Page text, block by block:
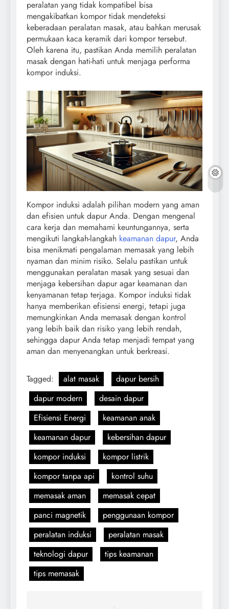
peralatan yang tidak kompatibel bisa
mengakibatkan kompor tidak mendeteksi
keberadaan peralatan masak, atau bahkan merusak
permukaan kaca keramik dari kompor tersebut.
Oleh karena itu, pastikan Anda memilih peralatan
masak dengan hati-hati untuk menjaga performa
kompor induksi.
Kompor induksi adalah pilihan modern yang aman
dan efisien untuk dapur Anda. Dengan mengenal
cara kerja dan memahami keuntungannya, serta
mengikuti langkah-langkah keamanan dapur, Anda
bisa menikmati pengalaman memasak yang lebih
nyaman dan minim risiko. Selalu pastikan untuk
menggunakan peralatan masak yang sesuai dan
menjaga kebersihan dapur agar keamanan dan
kenyamanan tetap terjaga. Kompor induksi tidak
hanya memberikan efisiensi energi, tetapi juga
memungkinkan Anda memasak dengan kontrol
yang lebih baik dan risiko yang lebih rendah,
sehingga dapur Anda tetap menjadi tempat yang
aman dan menyenangkan untuk berkreasi.
Tagged: alat masak
dapur bersih
dapur modern
desain dapur
Efisiensi Energi
keamanan anak
keamanan dapur
kebersihan dapur
kompor induksi
kompor listrik
kompor tanpa api
kontrol suhu
memasak aman
memasak cepat
panci magnetik
penggunaan kompor
peralatan induksi
peralatan masak
teknologi dapur
tips keamanan
tips memasak